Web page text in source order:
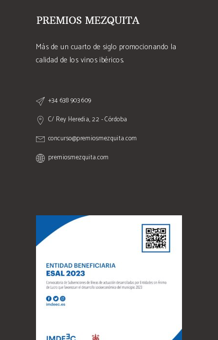
Más de un cuarto de siglo promocionando la
calidad de los vinos ibéricos.
+34 638 903 609
C/ Rey Heredia, 22 - Córdoba
concurso@premiosmezquita.com
premiosmezquita.com